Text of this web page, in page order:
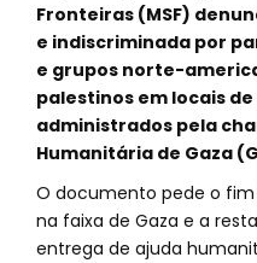
Fronteiras (MSF)
e indiscriminada por
e grupos norte-
palestinos em locais
administrados pela
Humanitária de Gaza
O documento pede o
na faixa de Gaza e a
entrega de ajuda